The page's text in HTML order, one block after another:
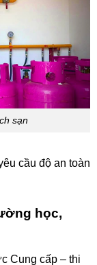
sạn
cầu độ an toàn
học,
Cung cấp – thi